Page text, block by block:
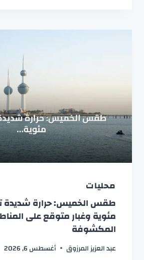
محليات
مئوية وغبار متوقع على
المكشوفة
عبد العزيز المرزوق أغسطس 6, 2026